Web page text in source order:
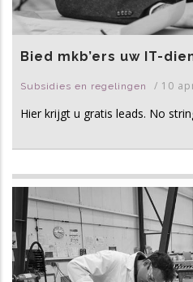
Bied mkb’ers uw IT-
Subsidies en regelingen / 10
Hier krijgt u gratis leads. No